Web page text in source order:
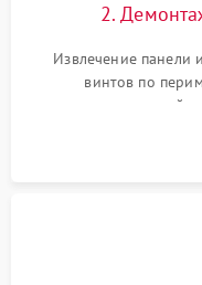
2.
Извлечение панели
винтов по
стеклокерамической
сенсорного блока